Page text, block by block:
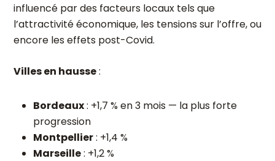
influencé par des facteurs locaux tels que
l’attractivité économique, les tensions sur l’offre, ou
encore les effets post-Covid.
Villes en hausse:
Bordeaux: +1,7 % en 3 mois — la plus forte
progression
Montpellier: +1,4 %
Marseille: +1,2 %